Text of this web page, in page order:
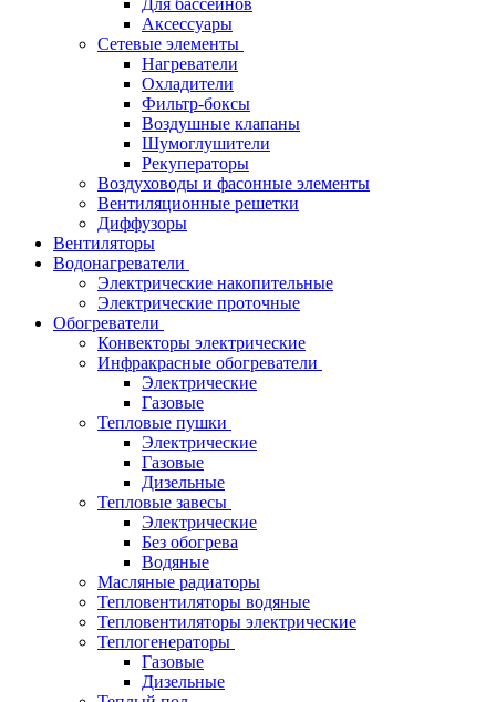
Аксессуары
Сетевые элементы
Нагреватели
Охладители
Фильтр-боксы
Воздушные клапаны
Шумоглушители
Рекуператоры
Воздуховоды и фасонные элементы
Вентиляционные решетки
Диффузоры
Вентиляторы
Водонагреватели
Электрические накопительные
Электрические проточные
Обогреватели
Конвекторы электрические
Инфракрасные обогреватели
Электрические
Газовые
Тепловые пушки
Электрические
Газовые
Дизельные
Тепловые завесы
Электрические
Без обогрева
Водяные
Масляные радиаторы
Тепловентиляторы водяные
Тепловентиляторы электрические
Теплогенераторы
Газовые
Дизельные